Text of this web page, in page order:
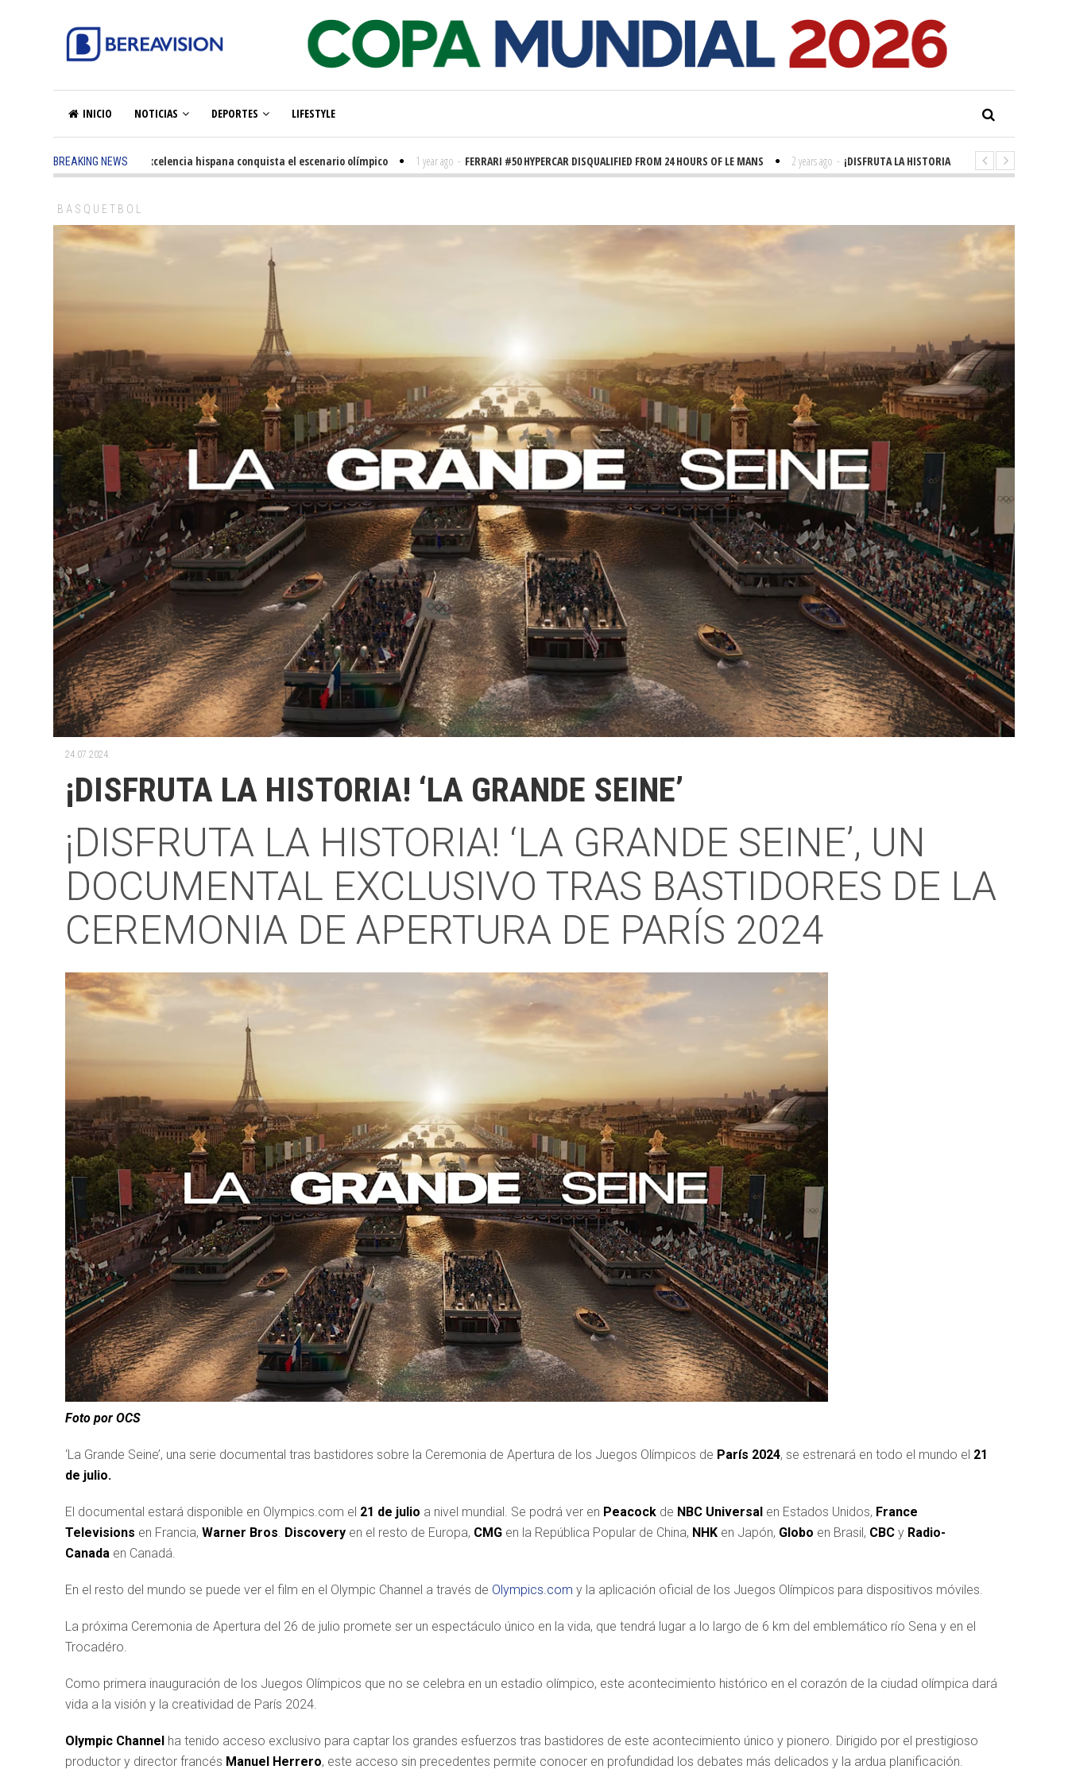
INICIO NOTICIAS DEPORTES LIFESTYLE
BREAKING NEWS
5 months ago - La excelencia hispana conquista el escenario olímpico 1 year ago - FERRARI #50 HYPERCAR DISQUALIFIED FROM 24 HOURS OF LE MANS 2 years ago - ¡DISFRUTA LA HISTORIA! 'LA GRANDE SEINE'
BASQUETBOL
24.07.2024.
¡DISFRUTA LA HISTORIA! ‘LA GRANDE SEINE’
¡DISFRUTA LA HISTORIA! ‘LA GRANDE SEINE’, UN
DOCUMENTAL EXCLUSIVO TRAS BASTIDORES DE LA
CEREMONIA DE APERTURA DE PARÍS 2024
Foto por OCS
‘La Grande Seine’, una serie documental tras bastidores sobre la Ceremonia de Apertura de los Juegos Olímpicos de París 2024, se estrenará en todo el mundo el 21
de julio.
El documental estará disponible en Olympics.com el 21 de julio a nivel mundial. Se podrá ver en Peacock de NBC Universal en Estados Unidos, France
Televisions en Francia, Warner Bros. Discovery en el resto de Europa, CMG en la República Popular de China, NHK en Japón, Globo en Brasil, CBC y Radio-
Canada en Canadá.
En el resto del mundo se puede ver el film en el Olympic Channel a través de Olympics.com y la aplicación oficial de los Juegos Olímpicos para dispositivos móviles.
La próxima Ceremonia de Apertura del 26 de julio promete ser un espectáculo único en la vida, que tendrá lugar a lo largo de 6 km del emblemático río Sena y en el
Trocadéro.
Como primera inauguración de los Juegos Olímpicos que no se celebra en un estadio olímpico, este acontecimiento histórico en el corazón de la ciudad olímpica dará
vida a la visión y la creatividad de París 2024.
Olympic Channel ha tenido acceso exclusivo para captar los grandes esfuerzos tras bastidores de este acontecimiento único y pionero. Dirigido por el prestigioso
productor y director francés Manuel Herrero, este acceso sin precedentes permite conocer en profundidad los debates más delicados y la ardua planificación.